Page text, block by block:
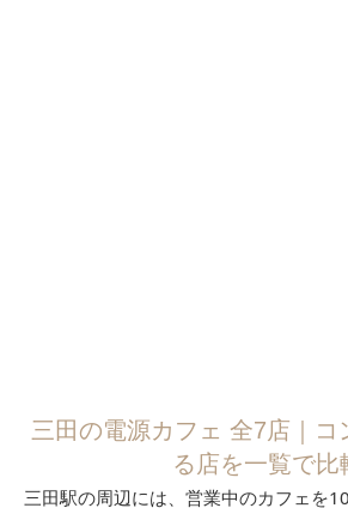
三田の電源カフェ 全7店｜コ
る店を一覧で比
三田駅の周辺には、営業中のカフェを